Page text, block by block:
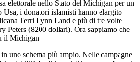
elettorale nello Stato del Michigan per un
Usa, i donatori islamisti hanno elargito
Terri Lynn Land e più di tre volte
Peters (8200 dollari). Ora sappiamo che
il Michigan.
uno schema più ampio. Nelle campagne